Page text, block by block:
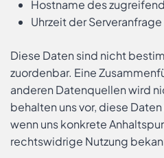
Hostname des
Uhrzeit der Serveranfrage
Diese Daten sind nicht
zuordenbar. Eine
anderen Datenquellen wird
behalten uns vor, diese
wenn uns konkrete
rechtswidrige Nutzung